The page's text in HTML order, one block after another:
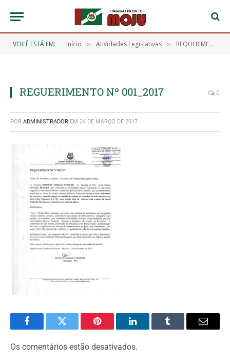
VOCÊ ESTÁ EM: Início » Atividades Legislativas » REQUERIMENTO Nº 001/2017
REGUERIMENTO Nº 001_2017 0
POR ADMINISTRADOR EM 24 DE MARÇO DE 2017
FacebookTwitter Pinterest O
LinkedIn
Tumblr
E-
Os comentários estão desativados.